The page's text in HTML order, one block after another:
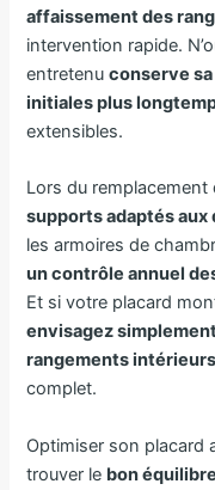
affaissement des
intervention rapide.
entretenuconserve
initiales plus
extensibles.
Lors du
supports adaptés
les armoires de
un contrôle annuel
Et si votre placard
envisagez
rangements intérieurs
complet.
Optimiser son placard
trouver le bon